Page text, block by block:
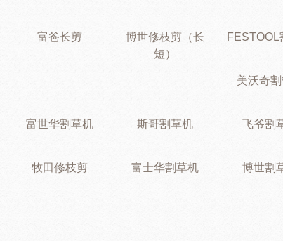
富爸长剪
博世修枝剪（长
短）
FESTOOL
美沃奇
富世华割草机 斯哥割草机 飞爷割
牧田修枝剪 富士华割草机 博世割